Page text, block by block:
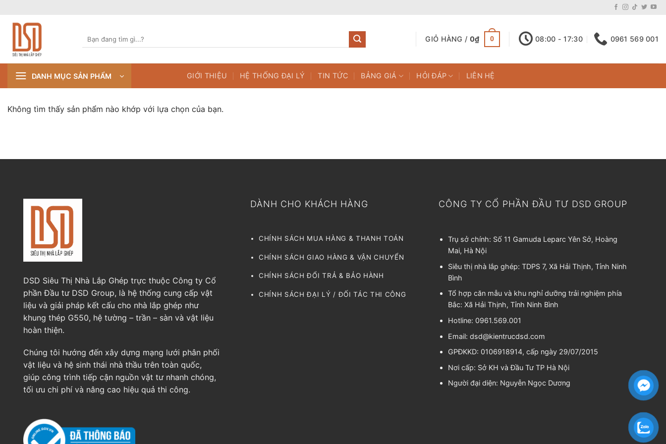
content
Tìm
kiếm:
GIỎ HÀNG / 0₫ 0 08:00 - 17:30 0961 569 001
DANH MỤC SẢN PHẨM GIỚI THIỆU HỆ THỐNG ĐẠI LÝ TIN TỨC BẢNG GIÁ HỎI ĐÁP LIÊN HỆ
Không tìm thấy sản phẩm nào khớp với lựa chọn của bạn.
DSD Siêu Thị Nhà Lắp Ghép trực thuộc Công ty Cổ
phần Đầu tư DSD Group, là hệ thống cung cấp vật
liệu và giải pháp kết cấu cho nhà lắp ghép như
khung thép G550, hệ tường – trần – sàn và vật liệu
hoàn thiện.
Chúng tôi hướng đến xây dựng mạng lưới phân phối
vật liệu và hệ sinh thái nhà thầu trên toàn quốc,
giúp công trình tiếp cận nguồn vật tư nhanh chóng,
tối ưu chi phí và nâng cao hiệu quả thi công.
DÀNH CHO KHÁCH HÀNG
CHÍNH SÁCH MUA HÀNG & THANH TOÁN
CHÍNH SÁCH GIAO HÀNG & VẬN CHUYỂN
CHÍNH SÁCH ĐỔI TRẢ & BẢO HÀNH
CHÍNH SÁCH ĐẠI LÝ / ĐỐI TÁC THI CÔNG
CÔNG TY CỔ PHẦN ĐẦU TƯ DSD GROUP
Trụ sở chính: Số 11 Gamuda Leparc Yên Sở, Hoàng
Mai, Hà Nội
Siêu thị nhà lắp ghép: TDPS 7, Xã Hải Thịnh, Tỉnh Ninh
Bình
Tổ hợp căn mẫu và khu nghỉ dưỡng trải nghiệm phía
Bắc: Xã Hải Thịnh, Tỉnh Ninh Bình
Hotline: 0961.569.001
Email: dsd@kientrucdsd.com
GPĐKKD: 0106918914, cấp ngày 29/07/2015
Nơi cấp: Sở KH và Đầu Tư TP Hà Nội
Người đại diện: Nguyễn Ngọc Dương